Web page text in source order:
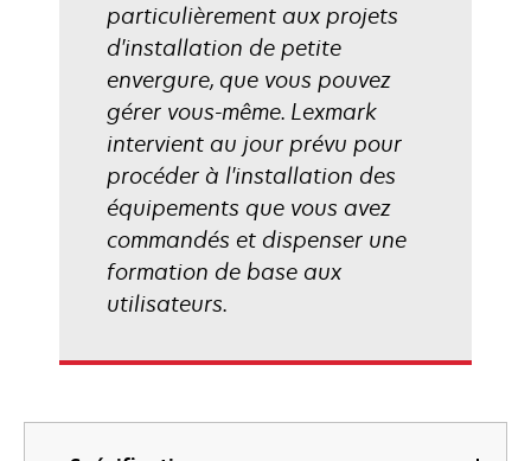
particulièrement aux projets
d'installation de petite
envergure, que vous pouvez
gérer vous-même. Lexmark
intervient au jour prévu pour
procéder à l'installation des
équipements que vous avez
commandés et dispenser une
formation de base aux
utilisateurs.